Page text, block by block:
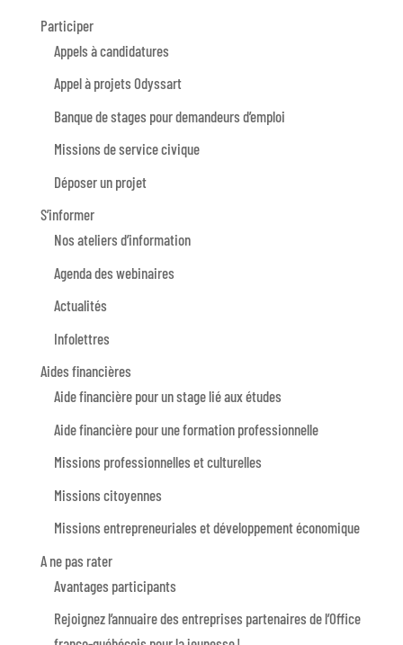
Participer
Appels à candidatures
Appel à projets Odyssart
Banque de stages pour demandeurs d’emploi
Missions de service civique
Déposer un projet
S’informer
Nos ateliers d’information
Agenda des webinaires
Actualités
Infolettres
Aides financières
Aide financière pour un stage lié aux études
Aide financière pour une formation professionnelle
Missions professionnelles et culturelles
Missions citoyennes
Missions entrepreneuriales et développement économique
A ne pas rater
Avantages participants
Rejoignez l’annuaire des entreprises partenaires de l’Office